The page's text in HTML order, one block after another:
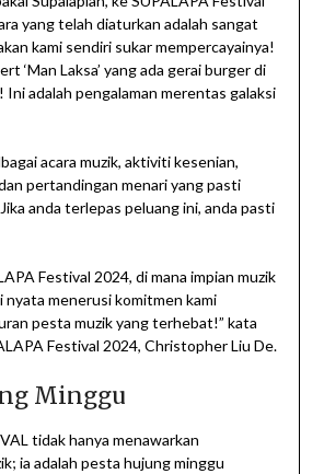
yang telah diaturkan adalah sangat
kami sendiri sukar mempercayainya!
‘Man Laksa’ yang ada gerai burger di
adalah pengalaman merentas galaksi
acara muzik, aktiviti kesenian,
pertandingan menari yang pasti
anda terlepas peluang ini, anda pasti
Festival 2024, di mana impian muzik
nyata menerusi komitmen kami
pesta muzik yang terhebat!” kata
Festival 2024, Christopher Liu De.
Minggu
tidak hanya menawarkan
ia adalah pesta hujung minggu